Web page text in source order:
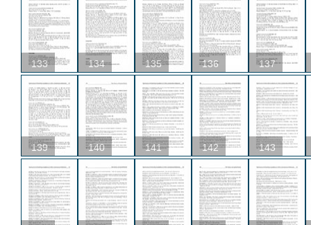
133 134 135 136 137
139 140 141 142 143